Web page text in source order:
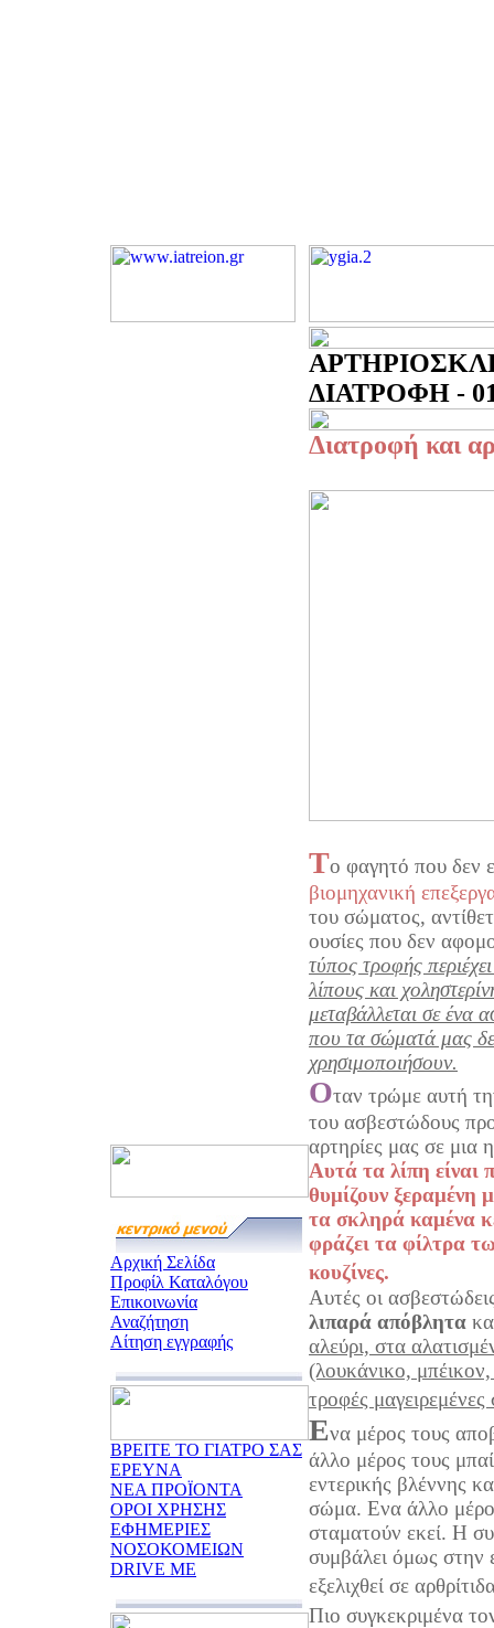
Αρχική Σελίδα
Προφίλ Καταλόγου
Επικοινωνία
Αναζήτηση
Αίτηση εγγραφής
ΒΡΕΙΤΕ ΤΟ ΓΙΑΤΡΟ ΣΑΣ
ΕΡΕΥΝΑ
ΝΕΑ ΠΡΟΪΟΝΤΑ
ΟΡΟΙ ΧΡΗΣΗΣ
ΕΦΗΜΕΡΙΕΣ
ΝΟΣΟΚΟΜΕΙΩΝ
DRIVE ME
ΔΙΑΤΡΟΦΗ -
Διατροφή και
Το φαγητό που δεν
βιομηχανική
του σώματος,
ουσίες που δεν
τύπος τροφής
λίπους και
μεταβάλλεται σε ένα
που τα σώματά μας
χρησιμοποιήσουν.
Οταν τρώμε αυτή
του ασβεστώδους
αρτηρίες μας σε μια
Αυτά τα λίπη είναι
θυμίζουν ξεραμένη
τα σκληρά καμένα
φράζει τα φίλτρα
κουζίνες.
Αυτές οι
λιπαρά απόβλητα
αλεύρι, στα
(λουκάνικο,
τροφές
Ενα μέρος τους
άλλο μέρος τους
εντερικής βλέννης
σώμα. Ενα άλλο
σταματούν εκεί. Η
συμβάλει όμως στην
εξελιχθεί σε
Πιο συγκεκριμένα